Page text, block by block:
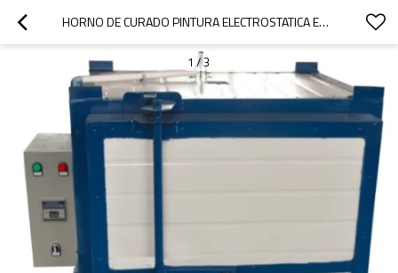
HORNO DE CURADO PINTURA ELECTROSTATICA EN POLVO
1 /3